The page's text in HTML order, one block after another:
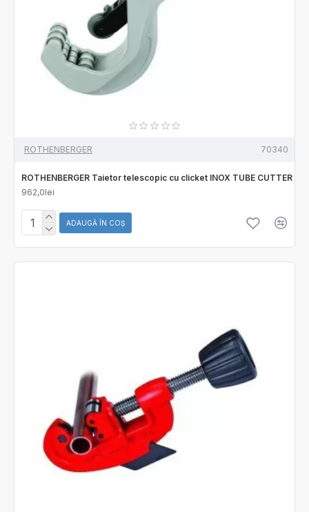
ROTHENBERGER 70340
ROTHENBERGER Taietor telescopic cu clicket INOX TUBE CUTTER
962,0lei
ADAUGĂ ÎN COŞ